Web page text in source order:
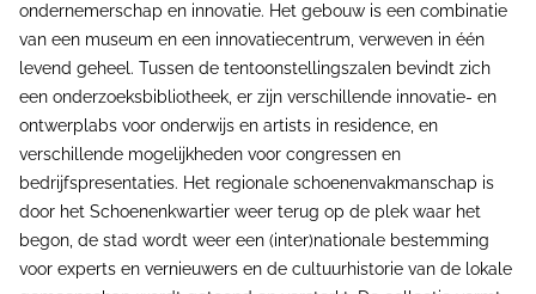
ondernemerschap en innovatie. Het gebouw is een combinatie
van een museum en een innovatiecentrum, verweven in één
levend geheel. Tussen de tentoonstellingszalen bevindt zich
een onderzoeksbibliotheek, er zijn verschillende innovatie- en
ontwerplabs voor onderwijs en artists in residence, en
verschillende mogelijkheden voor congressen en
bedrijfspresentaties. Het regionale schoenenvakmanschap is
door het Schoenenkwartier weer terug op de plek waar het
begon, de stad wordt weer een (inter)nationale bestemming
voor experts en vernieuwers en de cultuurhistorie van de lokale